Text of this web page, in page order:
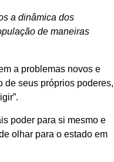
a dinâmica dos
de maneiras
a problemas novos e
de seus próprios poderes,
poder para si mesmo e
olhar para o estado em